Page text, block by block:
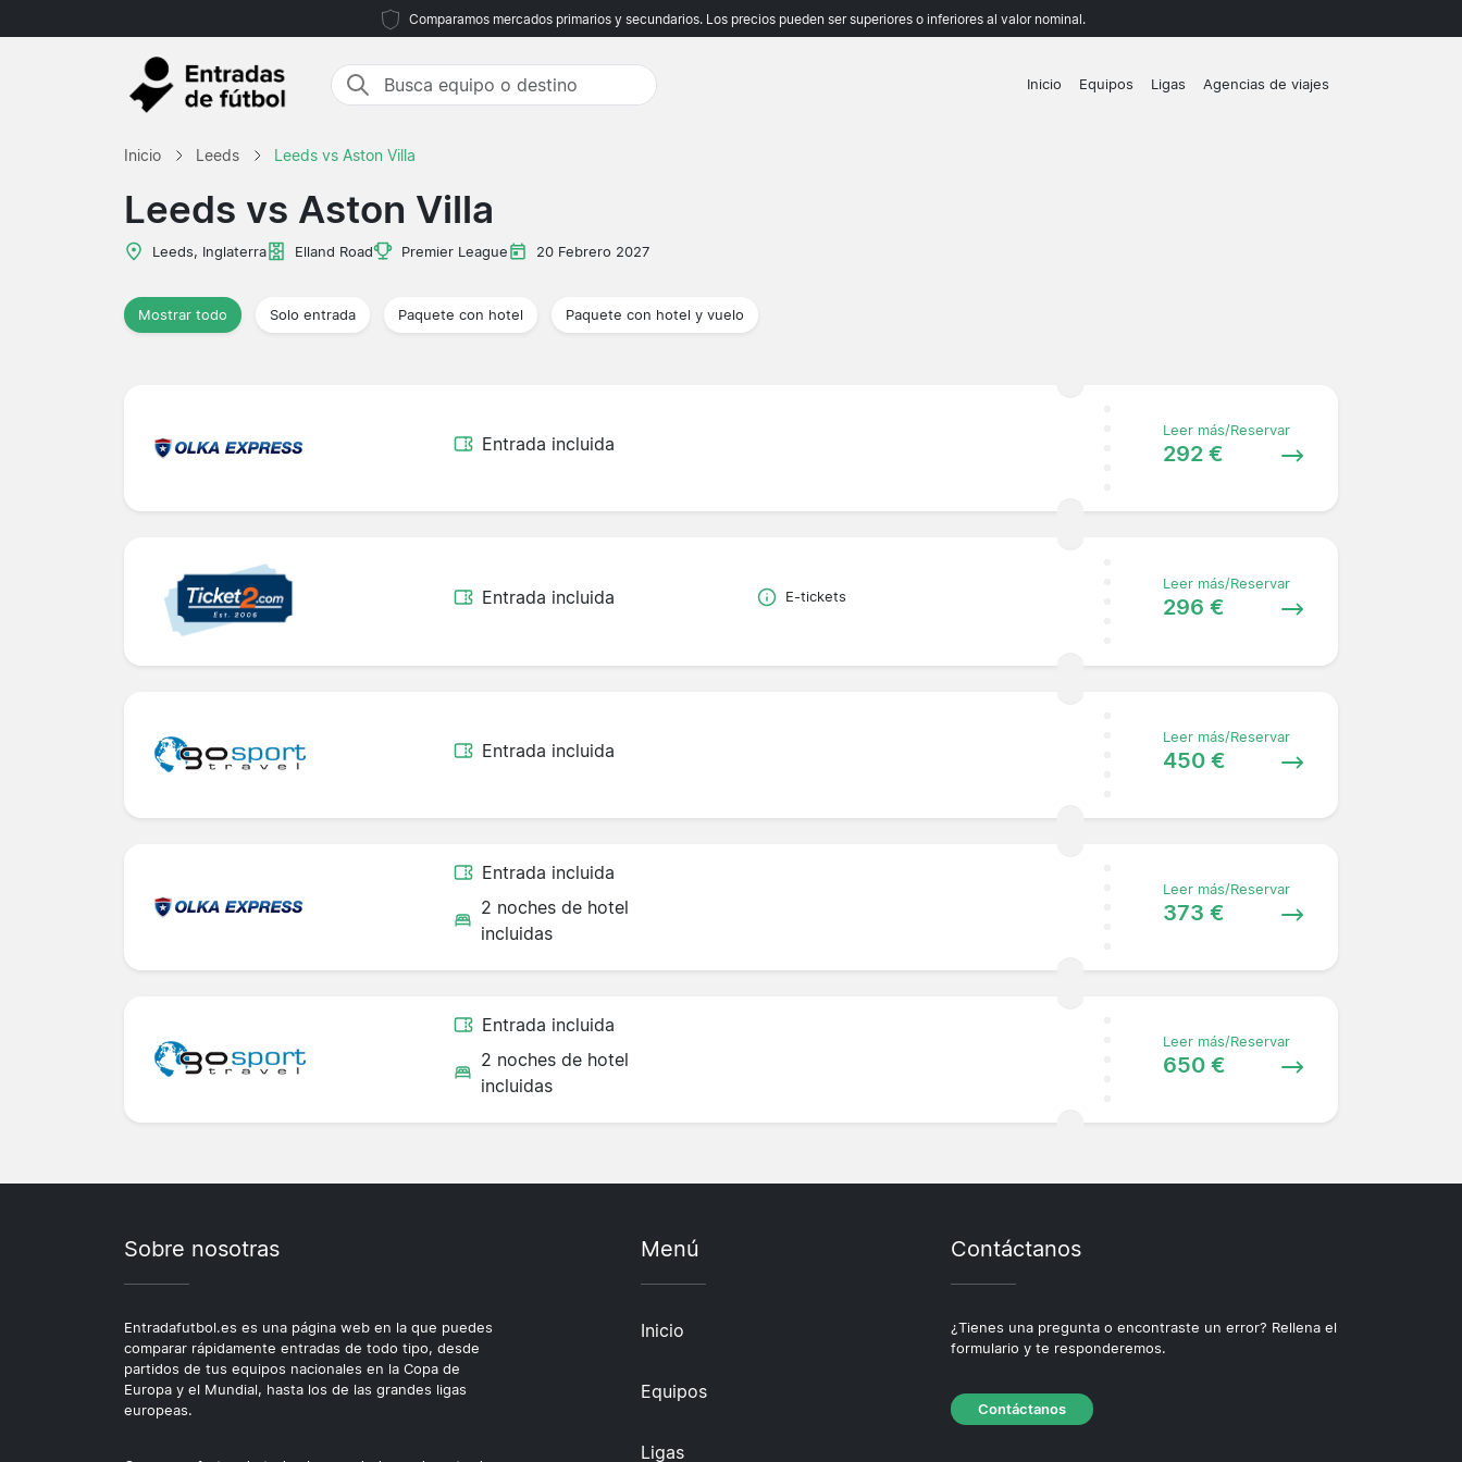
Comparamos mercados primarios y secundarios. Los precios pueden ser superiores o inferiores al valor nominal.
Inicio Equipos Ligas Agencias de viajes
Inicio Leeds Leeds vs Aston Villa
Leeds vs Aston Villa
Leeds, Inglaterra Elland Road Premier League 20 Febrero 2027
Mostrar todo Solo entrada Paquete con hotel Paquete con hotel y vuelo
Entrada incluida
Leer más/Reservar
292 €
Entrada incluida E-tickets
Leer más/Reservar
296 €
Entrada incluida
Leer más/Reservar
450 €
Entrada incluida
2 noches de hotel
incluidas
Leer más/Reservar
373 €
Entrada incluida
2 noches de hotel
incluidas
Leer más/Reservar
650 €
Sobre nosotras
Entradafutbol.es es una página web en la que puedes
comparar rápidamente entradas de todo tipo, desde
partidos de tus equipos nacionales en la Copa de
Europa y el Mundial, hasta los de las grandes ligas
europeas.
Menú
Inicio
Equipos
Ligas
Contáctanos
¿Tienes una pregunta o encontraste un error? Rellena el
formulario y te responderemos.
Contáctanos